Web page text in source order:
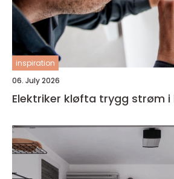
inspiration
06. July 2026
Elektriker kløfta trygg